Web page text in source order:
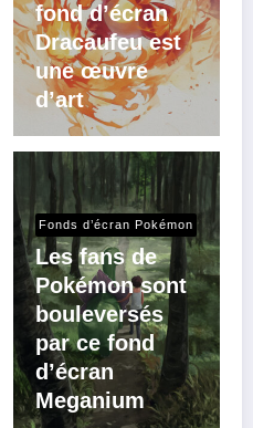
fond d’écran
Dracaufeu est
une œuvre
d’art
Fonds d’écran Pokémon
Les fans de
Pokémon sont
bouleversés
par ce fond
d’écran
Meganium